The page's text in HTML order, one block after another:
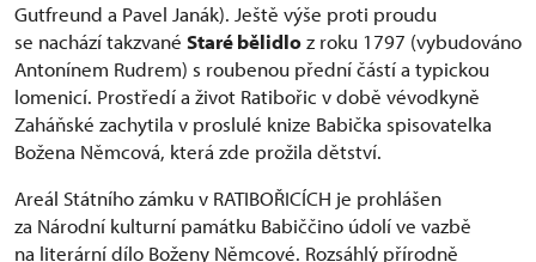
Gutfreund a Pavel Janák). Ještě výše proti proudu
se nachází takzvané Staré bělidloz roku 1797 (vybudováno
Antonínem Rudrem) s roubenou přední částí a typickou
lomenicí. Prostředí a život Ratibořic v době vévodkyně
Zaháňské zachytila v proslulé knize Babička spisovatelka
Božena Němcová, která zde prožila dětství.
Areál Státního zámku v RATIBOŘICÍCH je prohlášen
za Národní kulturní památku Babiččino údolí ve vazbě
na literární dílo Boženy Němcové. Rozsáhlý přírodně